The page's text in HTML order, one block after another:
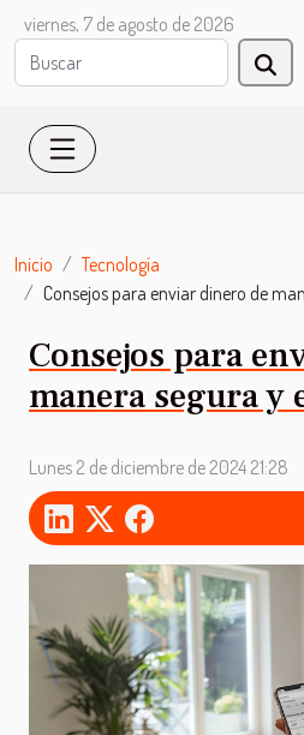
viernes, 7 de agosto de 2026
Inicio
Tecnología
Consejos para enviar dinero de
Consejos para
manera segura y
Lunes 2 de diciembre de 2024 21:28